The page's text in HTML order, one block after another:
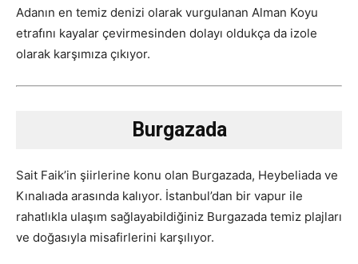
Adanın en temiz denizi olarak vurgulanan Alman Koyu
etrafını kayalar çevirmesinden dolayı oldukça da izole
olarak karşımıza çıkıyor.
Burgazada
Sait Faik’in şiirlerine konu olan Burgazada, Heybeliada ve
Kınalıada arasında kalıyor. İstanbul’dan bir vapur ile
rahatlıkla ulaşım sağlayabildiğiniz Burgazada temiz plajları
ve doğasıyla misafirlerini karşılıyor.